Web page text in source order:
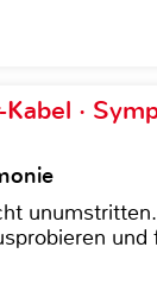
·
und